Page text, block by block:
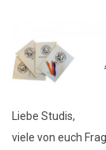
Liebe Studis,
viele von euch